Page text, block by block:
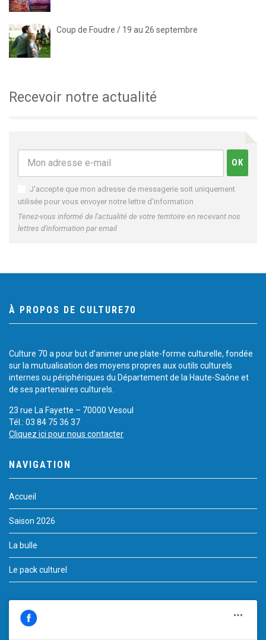
Coup de Foudre / 19 au 26 septembre
Recevoir notre actualité
J'accepte que mon adresse de messagerie soit uniquement
utilisée pour vous envoyer notre lettre d'information
Tenez-vous informé de l'actualité de votre territoire en recevant nos
lettres d'information par email
À PROPOS DE CULTURE70
Culture 70 a pour but d’animer une plate-forme culturelle, fondée
sur la mutualisation des moyens propres aux outils culturels
internes ou périphériques du Département de la Haute-Saône et
de ses partenaires culturels.
23 rue La Fayette – 70000 Vesoul
Tél.: 03 84 75 36 37
Cliquez ici pour nous contacter
NAVIGATION
Accueil
Saison 2026
La bulle
Le pack culturel